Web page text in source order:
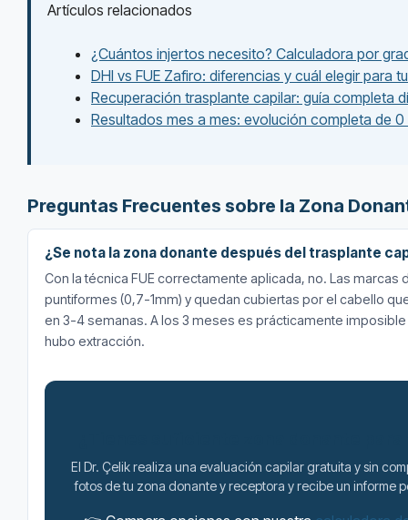
Artículos relacionados
¿Cuántos injertos necesito? Calculadora por
DHI vs FUE Zafiro: diferencias y cuál elegir para
Recuperación trasplante capilar: guía completa
Resultados mes a mes: evolución completa de 0
Preguntas Frecuentes sobre la Zona
¿Se nota la zona donante después del trasplante
Con la técnica FUE correctamente aplicada, no. Las marcas
puntiformes (0,7-1mm) y quedan cubiertas por el cabello
en 3-4 semanas. A los 3 meses es prácticamente
hubo extracción.
El Dr. Çelik realiza una evaluación capilar gratuita y sin
fotos de tu zona donante y receptora y recibe un informe